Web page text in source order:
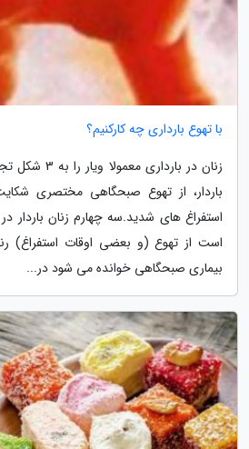
با تهوع بارداری چه کارکنیم؟
زنان در
باردار، از تهوع صبحگاهی مختصری
است از تهوع (و بعضی اوقات استفراغ)
بیماری صبحگاهی خوانده می شود در...